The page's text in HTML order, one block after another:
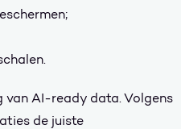
AI-ready data. Volgens
de juiste